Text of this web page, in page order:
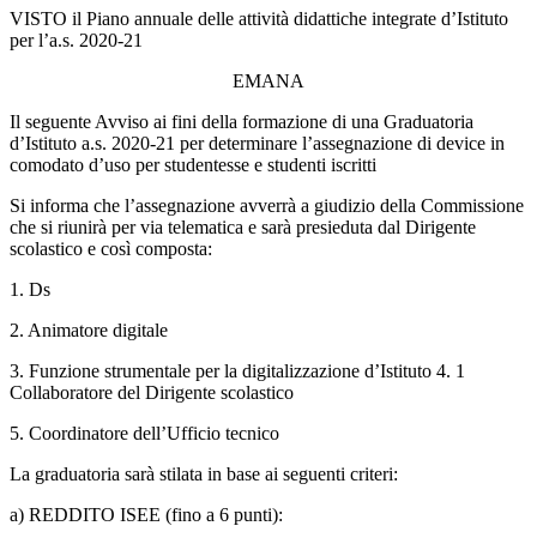
VISTO il Piano annuale delle attività didattiche integrate d’Istituto
per l’a.s. 2020-21
EMANA
Il seguente Avviso ai fini della formazione di una Graduatoria
d’Istituto a.s. 2020-21 per determinare l’assegnazione di device in
comodato d’uso per studentesse e studenti iscritti
Si informa che l’assegnazione avverrà a giudizio della Commissione
che si riunirà per via telematica e sarà presieduta dal Dirigente
scolastico e così composta:
1. Ds
2. Animatore digitale
3. Funzione strumentale per la digitalizzazione d’Istituto 4. 1
Collaboratore del Dirigente scolastico
5. Coordinatore dell’Ufficio tecnico
La graduatoria sarà stilata in base ai seguenti criteri:
a) REDDITO ISEE (fino a 6 punti):